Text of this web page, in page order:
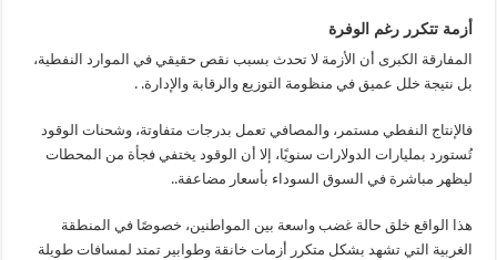
أزمة تتكرر رغم الوفرة
المفارقة الكبرى أن الأزمة لا تحدث بسبب نقص حقيقي في الموارد النفطية،
بل نتيجة خلل عميق في منظومة التوزيع والرقابة والإدارة. .
فالإنتاج النفطي مستمر، والمصافي تعمل بدرجات متفاوتة، وشحنات الوقود
تُستورد بمليارات الدولارات سنويًا، إلا أن الوقود يختفي فجأة من المحطات
ليظهر مباشرة في السوق السوداء بأسعار مضاعفة..
هذا الواقع خلق حالة غضب واسعة بين المواطنين، خصوصًا في المنطقة
الغربية التي تشهد بشكل متكرر أزمات خانقة وطوابير تمتد لمسافات طويلة